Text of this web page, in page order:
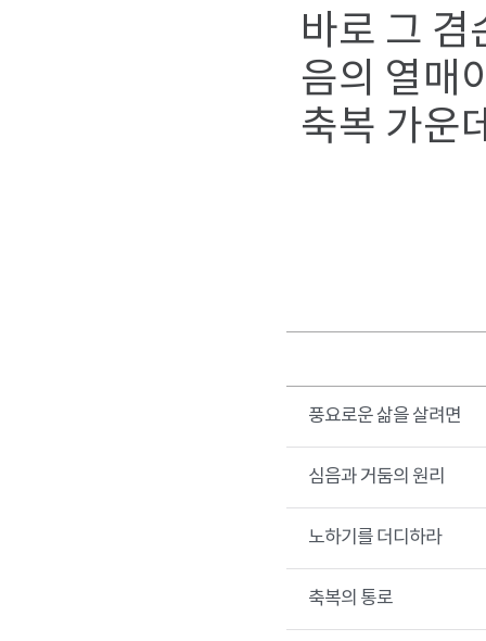
바로 그
음의 열매
축복 가운
풍요로운 삶을 살려면
심음과 거둠의 원리
노하기를 더디하라
축복의 통로